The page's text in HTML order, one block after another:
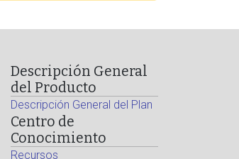
Descripción General
del Producto
Descripción General del Plan
Centro de
Conocimiento
Recursos